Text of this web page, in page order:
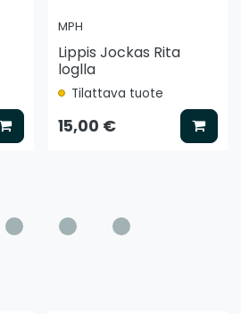
Lisää koriin
MPH
Lippis Jockas Rita
loglla
Tilattava tuote
15,00 €